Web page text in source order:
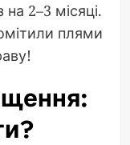
2–3 місяці.
плями